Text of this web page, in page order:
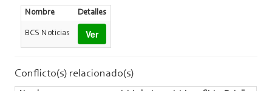
Nombre Detalles
BCS Noticias Ver
Conflicto(s) relacionado(s)